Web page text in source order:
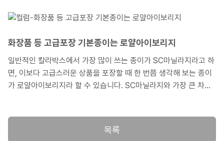
코팅 고급 종이를 선택해 보는 것이 어떨까요? 이런 고급 종이는 대
있다는 특징이 있습니다.
화장품 등 고급포장 기본종이는 로얄아이보리지
일반적인 칼라박스에서 가장 많이 쓰는 종이가 SC마닐라지라고 하
면, 이보다 고급스러운 상품을 포장할 때 한 번쯤 생각해 보는 종이
가 로얄아이보리지라 할 수 있습니다. SC마닐라지와 가장 큰 차이
다. 물론 인쇄 표현력도 뛰어납니다.
목록